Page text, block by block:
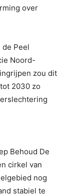
over
Peel
Noord-
zou dit
2030 zo
Behoud De
cirkel van
nog
stabiel te